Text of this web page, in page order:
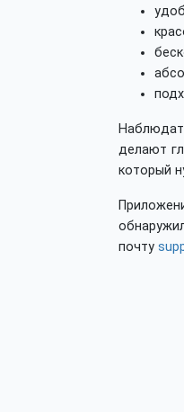
делают
который
почту